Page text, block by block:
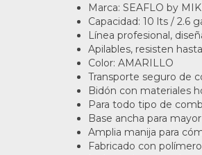
Marca: SEAFLO by
Capacidad: 10 lts / 2.6
Línea profesional,
Apilables, resisten
Color: AMARILLO
Transporte seguro de
Bidón con materiales
Para todo tipo de
Base ancha para
Amplia manija para
Fabricado con